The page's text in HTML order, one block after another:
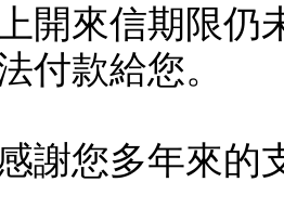
開來信期限仍
付款給您。
謝您多年來的